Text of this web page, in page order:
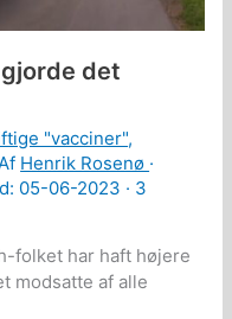
det
"vacciner",
Henrik Rosenø ·
05-06-2023 · 3
folket har haft højere
modsatte af alle